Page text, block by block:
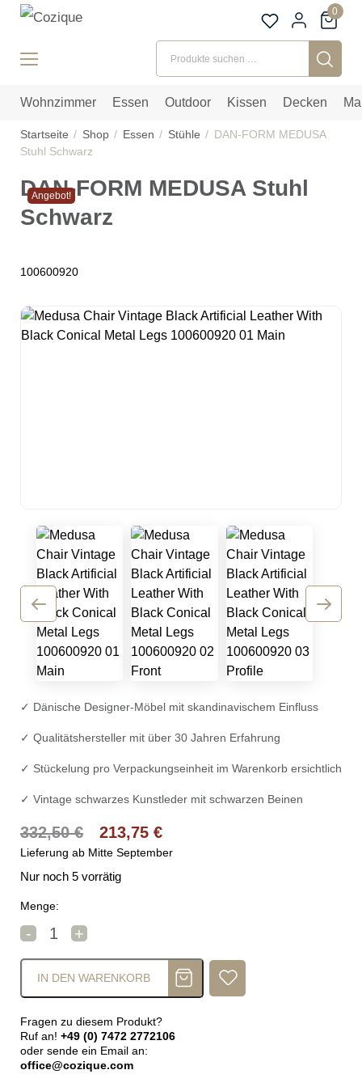
0
Suchen nach:
Wohnzimmer Essen Outdoor Kissen Decken
Startseite Shop Essen Stühle
DAN-FORM MEDUSA
Stuhl Schwarz
DAN-FORM MEDUSA Stuhl
Schwarz
100600920
Angebot!
✓ Dänische Designer-Möbel mit skandinavischem Einfluss
✓ Qualitätshersteller mit über 30 Jahren Erfahrung
✓ Stückelung pro Verpackungseinheit im Warenkorb ersichtlich
✓ Vintage schwarzes Kunstleder mit schwarzen Beinen
332,50€ Ursprünglicher Preis war: 332,50
213,75 €
Lieferung ab Mitte September
Nur noch 5 vorrätig
Menge:
-
DAN-FORM MEDUSA Stuhl Schwarz Menge
+
IN DEN WARENKORB
Fragen zu diesem Produkt?
Ruf an! +49 (0) 7472 2772106
oder sende ein Email an:
office@cozique.com